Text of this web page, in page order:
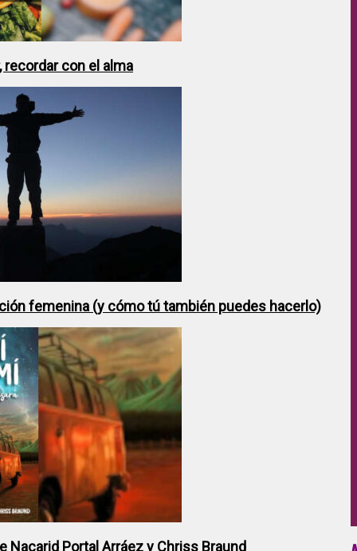
recordar con el alma
femenina (y cómo tú también puedes hacerlo)
Nacarid Portal Arráez y Chriss Braund